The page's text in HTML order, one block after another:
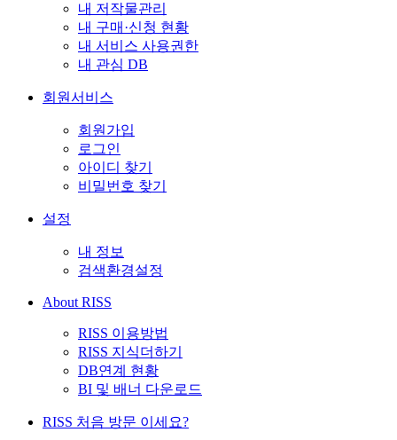
내 저작물관리
내 구매·신청 현황
내 서비스 사용권한
내 관심 DB
회원서비스
회원가입
로그인
아이디 찾기
비밀번호 찾기
설정
내 정보
검색환경설정
About RISS
RISS 이용방법
RISS 지식더하기
DB연계 현황
BI 및 배너 다운로드
RISS 처음 방문 이세요?